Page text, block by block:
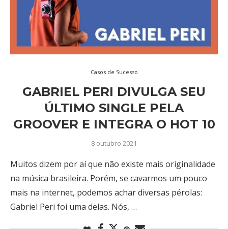
Casos de Sucesso
GABRIEL PERI DIVULGA SEU
ÚLTIMO SINGLE PELA
GROOVER E INTEGRA O HOT 10
8 outubro 2021
Muitos dizem por aí que não existe mais originalidade
na música brasileira. Porém, se cavarmos um pouco
mais na internet, podemos achar diversas pérolas:
Gabriel Peri foi uma delas. Nós, …